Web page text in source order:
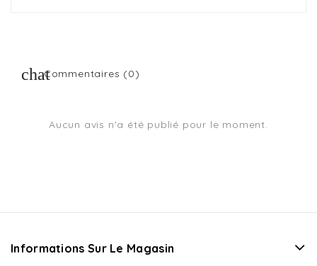
Commentaires (0)
Aucun avis n'a été publié pour le moment.
Informations Sur Le Magasin